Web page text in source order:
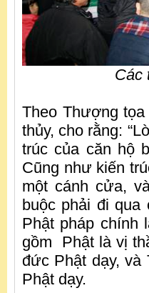
Các
Theo Thượng
thủy, cho rằng:
trúc của căn hộ
Cũng như kiến
một cánh cửa,
buộc phải đi
Phật pháp chính
gồm Phật là vị
đức Phật dạy, và
Phật dạy.